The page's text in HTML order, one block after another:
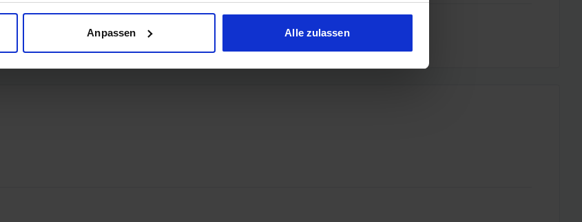
Lage erfassen, welche bis auf einige Meter genau sein können
Daten verarbeitet werden, und legen Sie Ihre Präferenzen im
Anpassen Alle zulassen